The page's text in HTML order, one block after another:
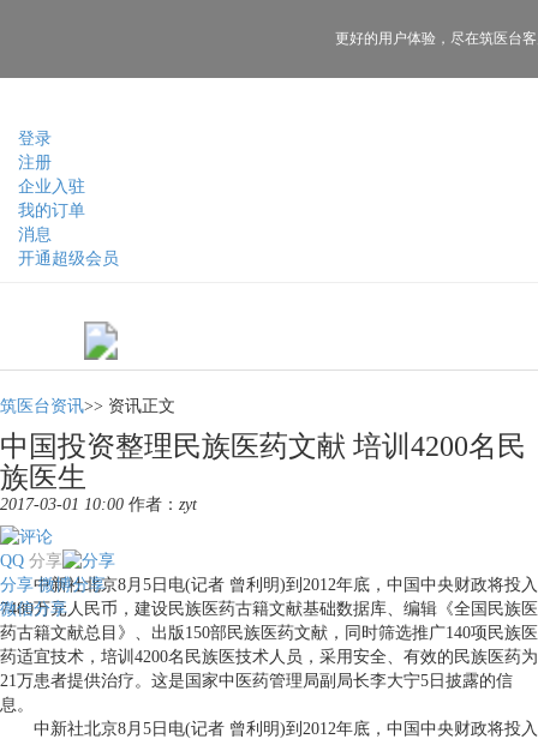
登录
注册
企业入驻
我的订单
消息
开通超级会员
更好的用户体验， 尽在筑医台
筑医台资讯>> 资讯正文
中国投资整理民族医药文献 培训4200名民
族医生
2017-03-01 10:00 作者： zyt
分享
QQ
分享 微博分享
微信分享
中新社北京8月5日电(记者 曾利明)到2012年底，中国中央财政将投入
7480万元人民币，建设民族医药古籍文献基础数据库、编辑《全国民族医
药古籍文献总目》、出版150部民族医药文献，同时筛选推广140项民族医
药适宜技术，培训4200名民族医技术人员，采用安全、有效的民族医药为
21万患者提供治疗。这是国家中医药管理局副局长李大宁5日披露的信
息。
中新社北京8月5日电(记者 曾利明)到2012年底，中国中央财政将投入